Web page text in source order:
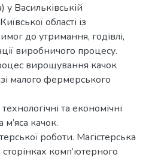
у Васильківській
області із
до утримання, годівлі,
виробничого процесу.
вирощування качок
малого фермерського
та економічні
качок.
роботи. Магістерська
комп’ютерного